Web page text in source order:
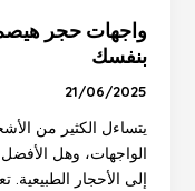
واجهات حجر
بنفسك
21/06/2025
يتساءل الكثير من
الواجهات، وهل الأفضل
إلى الأحجار الطبيعية.